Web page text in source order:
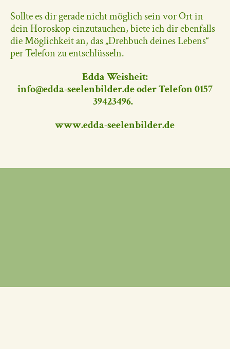
Sollte es dir gerade nicht möglich sein vor Ort in
dein Horoskop einzutauchen, biete ich dir ebenfalls
die Möglichkeit an, das „Drehbuch deines Lebens“
per Telefon zu entschlüsseln.
Edda Weisheit:
info@edda-seelenbilder.deoder Telefon 0157
39423496.
www.edda-seelenbilder.de